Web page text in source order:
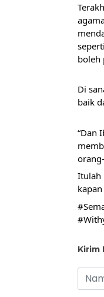
boleh
Di
baik
“Dan
Itulah
Kirim